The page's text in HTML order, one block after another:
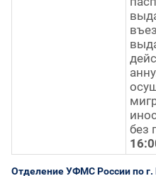
без
Отделение УФМС России по г.